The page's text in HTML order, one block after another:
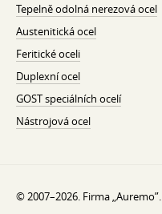
Tepelně odolná nerezová ocel
Austenitická ocel
Feritické oceli
Duplexní ocel
GOST speciálních ocelí
Nástrojová ocel
© 2007–2026. Firma „Auremo”.